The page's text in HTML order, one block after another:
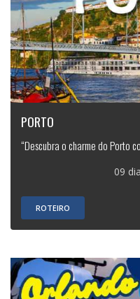
PORTO
“Descubra o charme do Porto
09
ROTEIRO